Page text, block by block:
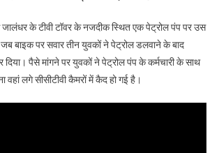
जालंधर के टीवी टॉवर के नजदीक स्थित एक पेट्रोल पंप पर उस
जब बाइक पर सवार तीन युवकों ने पेट्रोल डलवाने के बाद
पैसे मांगने पर युवकों ने पेट्रोल पंप के कर्मचारी के साथ
वहां लगे सीसीटीवी कैमरों में कैद हो गई है।